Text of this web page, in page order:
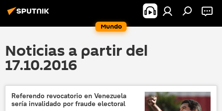
Mundo
Noticias a partir del
17.10.2016
Referendo revocatorio en Venezuela
sería invalidado por fraude electoral